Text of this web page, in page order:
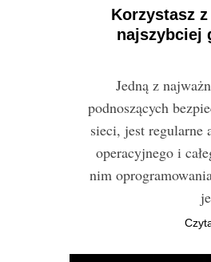
Korzystasz
najszybciej
Jedną z
podnoszących
sieci, jest regularne
operacyjnego i
nim